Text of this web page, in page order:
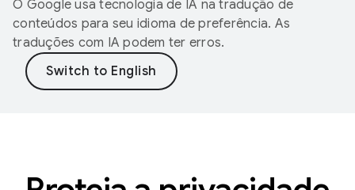
O Google usa tecnologia de IA na tradução de
conteúdos para seu idioma de preferência. As
traduções com IA podem ter erros.